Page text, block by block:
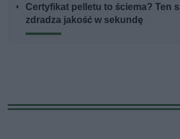
Certyfikat pelletu to ściema? Ten
zdradza jakość w sekundę